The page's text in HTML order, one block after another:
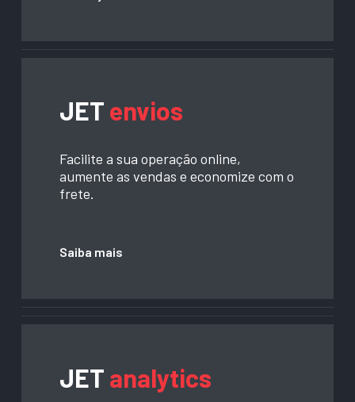
JET envios
Facilite a sua operação online,
aumente as vendas e economize com o
frete.
Saiba mais
JET analytics